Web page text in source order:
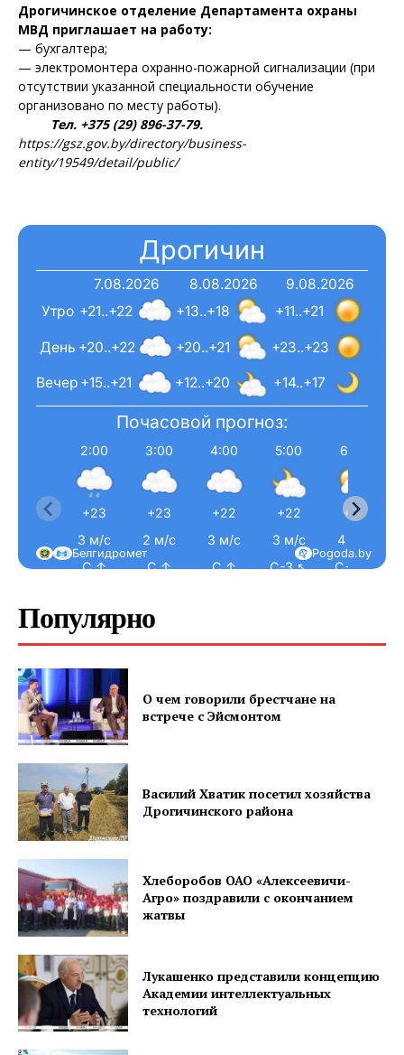
"Драгічынскі Веснік"
Дрогичинское отделение Департамента охраны
МВД приглашает на работу:
— бухгалтера;
— электромонтера охранно-пожарной сигнализации (при
отсутствии указанной специальности обучение
организовано по месту работы).
Тел. +375 (29) 896-37-79.
https://gsz.gov.by/directory/business-
entity/19549/detail/public/
Дрогичин
7.08.2026
+21..+22
+20..+22
+15..+21
8.08.2026
+13..+18
+20..+21
+12..+20
9.08.2026
+11..+21
+23..+23
+14..+17
Вечер
День
Утро
Почасовой прогноз:
2:00
+23
3 м/с
С ↑
3:00
+23
2 м/с
С ↑
4:00
+22
3 м/с
С ↑
5:00
+22
3 м/с
С-З ↖
6:00
+21
4 м/с
С-З ↖
Pogoda.by
Белгидромет
Популярно
О чем говорили брестчане на
встрече с Эйсмонтом
Василий Хватик посетил хозяйства
Дрогичинского района
Хлеборобов ОАО «Алексеевичи-
Агро» поздравили с окончанием
жатвы
Лукашенко представили концепцию
Академии интеллектуальных
технологий